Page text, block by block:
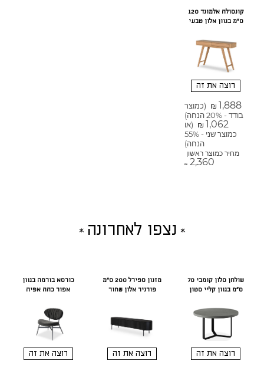
קונסולה אלמונד 120
ס"מ בגוון אלון טבעי
רוצה את זה
₪ 1,888
(כמוצר
בודד - 20% הנחה)
₪ 1,062
(או
כמוצר שני - 55%
הנחה)
מחיר כמוצר ראשון
₪ 2,360
נצפו לאחרונה
שולחן סלון קומבי 70
ס"מ בגוון קליי סטון
רוצה את זה
מזנון ספירל 200 ס"מ
פורניר אלון שחור
רוצה את זה
כורסא בורמה בגוון
אפור כהה אפיה
רוצה את זה